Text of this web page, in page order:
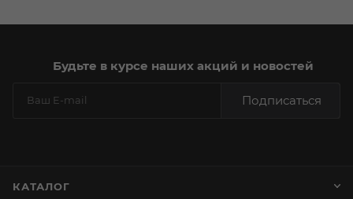
Будьте в курсе наших акций и новостей
Подписаться
КАТАЛОГ